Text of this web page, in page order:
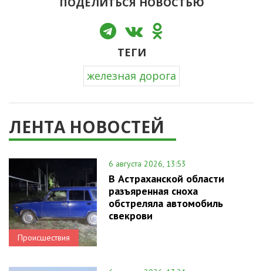
ТЕГИ
железная дорога
ЛЕНТА НОВОСТЕЙ
Происшествия
6 августа 2026, 13:53
В Астраханской области
разъяренная сноха
обстреляла автомобиль
свекрови